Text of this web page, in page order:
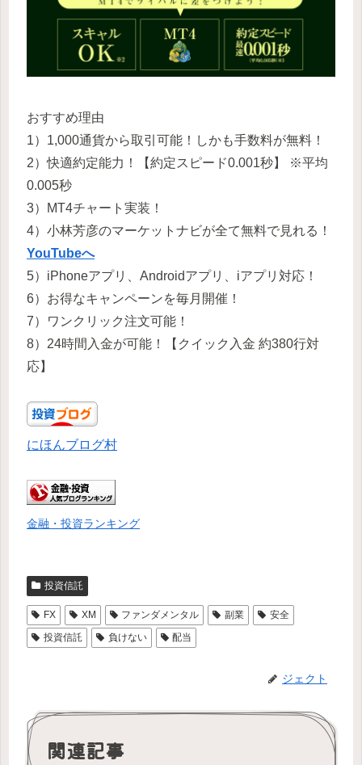
おすすめ理由
1）1,000通貨から取引可能！しかも手数料が無料！
2）快適約定能力！【約定スピード0.001秒】 ※平均
0.005秒
3）MT4チャート実装！
4）小林芳彦のマーケットナビが全て無料で見れる！
YouTubeへ
5）iPhoneアプリ、Androidアプリ、iアプリ対応！
6）お得なキャンペーンを毎月開催！
7）ワンクリック注文可能！
8）24時間入金が可能！【クイック入金 約380行対
応】
にほんブログ村
金融・投資ランキング
投資信託
FX XM ファンダメンタル 副業
安全
投資信託
負けない 配当
ジェクト
関連記事